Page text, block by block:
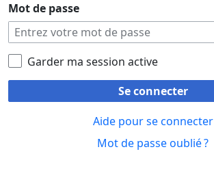
Mot de passe
Garder ma session active
Se connecter
Aide pour se connecter
Mot de passe oublié ?